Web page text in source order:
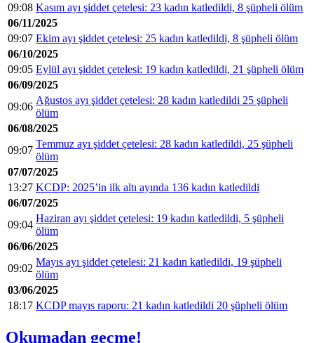
09:08 Kasım ayı şiddet çetelesi: 23 kadın katledildi, 8 şüpheli ölüm
06/11/2025
09:07 Ekim ayı şiddet çetelesi: 25 kadın katledildi, 8 şüpheli ölüm
06/10/2025
09:05 Eylül ayı şiddet çetelesi: 19 kadın katledildi, 21 şüpheli ölüm
06/09/2025
09:06
Ağustos ayı şiddet çetelesi: 28 kadın katledildi 25 şüpheli
ölüm
06/08/2025
09:07
Temmuz ayı şiddet çetelesi: 28 kadın katledildi, 25 şüpheli
ölüm
07/07/2025
13:27 KCDP: 2025’in ilk altı ayında 136 kadın katledildi
06/07/2025
09:04
Haziran ayı şiddet çetelesi: 19 kadın katledildi, 5 şüpheli
ölüm
06/06/2025
09:02
Mayıs ayı şiddet çetelesi: 21 kadın katledildi, 19 şüpheli
ölüm
03/06/2025
18:17 KCDP mayıs raporu: 21 kadın katledildi 20 şüpheli ölüm
Okumadan geçme!